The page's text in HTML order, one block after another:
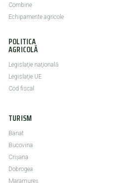
Combine
Echipamente agricole
POLITICA
AGRICOLĂ
Legislaţie naţională
Legislaţie UE
Cod fiscal
TURISM
Banat
Bucovina
Crişana
Dobrogea
Maramureş